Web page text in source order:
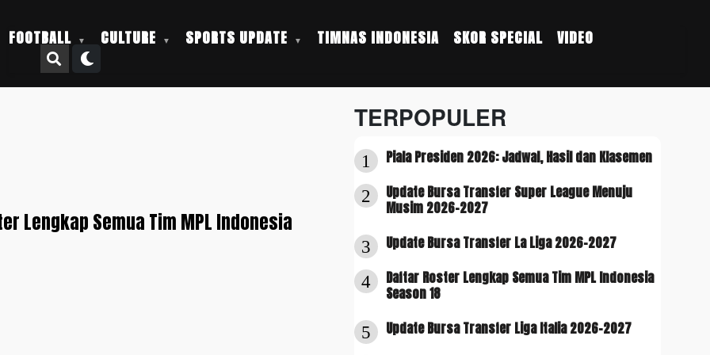
FOOTBALL CULTURE SPORTS UPDATE TIMNAS INDONESIA SKOR SPECIAL VIDEO
Lengkap Semua Tim MPL Indonesia
TERPOPULER
1 Piala Presiden 2026: Jadwal, Hasil dan Klasemen
2
Update Bursa Transfer Super League Menuju
Musim 2026-2027
3 Update Bursa Transfer La Liga 2026-2027
4
Daftar Roster Lengkap Semua Tim MPL Indonesia
Season 18
5 Update Bursa Transfer Liga Italia 2026-2027